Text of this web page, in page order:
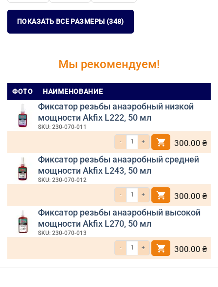
ПОКАЗАТЬ ВСЕ РАЗМЕРЫ (348)
Мы рекомендуем!
ФОТО НАИМЕНОВАНИЕ
Фиксатор резьбы анаэробный низкой
мощности Akfix L222, 50 мл
SKU: 230-070-011
Количество товара Фиксатор резьбы
300.00 ₴
Фиксатор резьбы анаэробный средней
мощности Akfix L243, 50 мл
SKU: 230-070-012
Количество товара Фиксатор резьбы
300.00 ₴
Фиксатор резьбы анаэробный высокой
мощности Akfix L270, 50 мл
SKU: 230-070-013
Количество товара Фиксатор резьбы
300.00 ₴